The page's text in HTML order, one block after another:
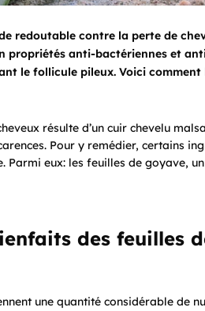
redoutable contre la perte de
propriétés anti-bactériennes et
le follicule pileux. Voici
résulte d’un cuir chevelu
Pour y remédier, certains
Parmi eux: les feuilles de goyave,
des feuilles
une quantité considérable de